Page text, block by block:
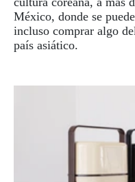
México, donde se
incluso comprar algo
país asiático.